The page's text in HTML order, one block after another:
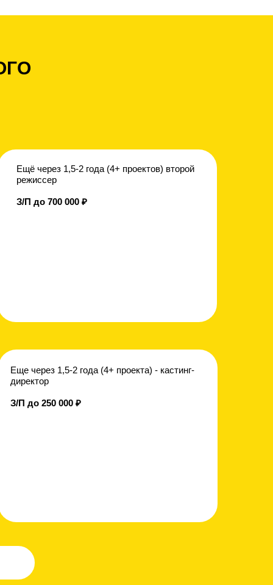
Еще через 1,5-2 года (4+ проекта) - кастинг-
директор
З/П до 250 000 ₽
Ещё через 1,5-2 года (4+ проектов) второй
режиссер
З/П до 700 000 ₽